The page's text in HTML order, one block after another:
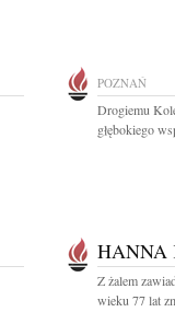
POZNAŃ
Drogiemu
głębokiego
HANNA
Z żalem
wieku 77 lat